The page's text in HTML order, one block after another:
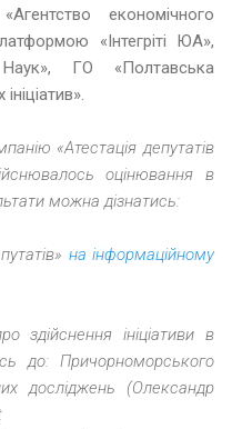
економічного
«Інтегріті ЮА»,
ГО «Полтавська
«Атестація депутатів
оцінювання в
можна дізнатись:
на інформаційному
здійснення ініціативи в
до: Причорноморського
досліджень (Олександр